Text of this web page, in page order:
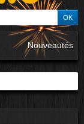
Nouveautés